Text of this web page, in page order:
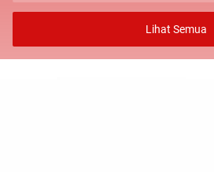
Lihat Semua